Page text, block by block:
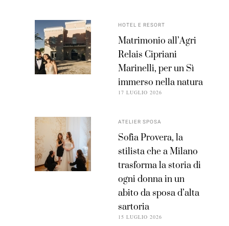
HOTEL E RESORT
Matrimonio all’Agri
Relais Cipriani
Marinelli, per un Sì
immerso nella natura
17 LUGLIO 2026
ATELIER SPOSA
Sofia Provera, la
stilista che a Milano
trasforma la storia di
ogni donna in un
abito da sposa d’alta
sartoria
15 LUGLIO 2026